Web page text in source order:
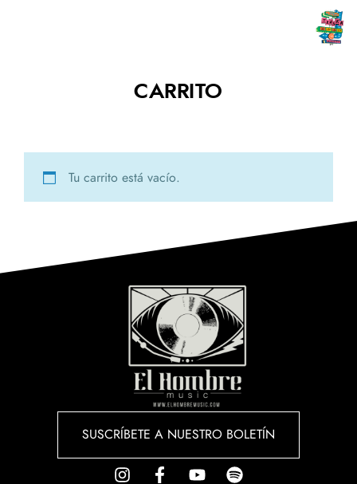
CARRITO
Tu carrito está vacío.
SUSCRÍBETE A NUESTRO BOLETÍN
SUSCRÍBETE A NUESTRO
BOLETÍN
He leído y acepto laPolítica de